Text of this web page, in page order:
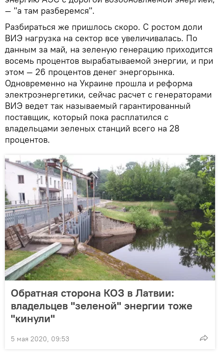
— "а там разберемся".
Разбираться же пришлось скоро. С ростом доли
ВИЭ нагрузка на сектор все увеличивалась. По
данным за май, на зеленую генерацию приходится
восемь процентов вырабатываемой энергии, и при
этом — 26 процентов денег энергорынка.
Одновременно на Украине прошла и реформа
электроэнергетики, сейчас расчет с генераторами
ВИЭ ведет так называемый гарантированный
поставщик, который пока расплатился с
владельцами зеленых станций всего на 28
процентов.
Обратная сторона КОЗ в Латвии:
владельцев "зеленой" энергии тоже
"кинули"
5 мая 2020, 09:53